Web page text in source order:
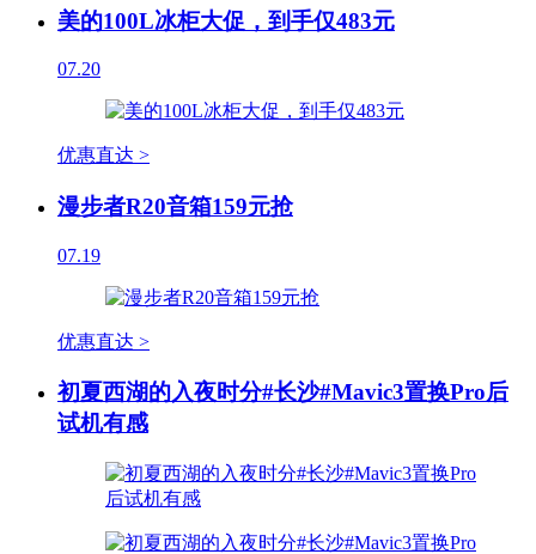
美的100L冰柜大促，到手仅483元
07.20
优惠直达 >
漫步者R20音箱159元抢
07.19
优惠直达 >
初夏西湖的入夜时分#长沙#Mavic3置换Pro后
试机有感